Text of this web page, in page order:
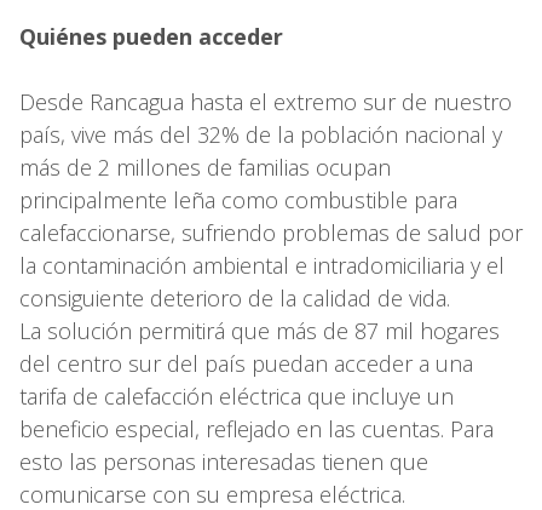
Quiénes pueden acceder
Desde Rancagua hasta el extremo sur de nuestro
país, vive más del 32% de la población nacional y
más de 2 millones de familias ocupan
principalmente leña como combustible para
calefaccionarse, sufriendo problemas de salud por
la contaminación ambiental e intradomiciliaria y el
consiguiente deterioro de la calidad de vida.
La solución permitirá que más de 87 mil hogares
del centro sur del país puedan acceder a una
tarifa de calefacción eléctrica que incluye un
beneficio especial, reflejado en las cuentas. Para
esto las personas interesadas tienen que
comunicarse con su empresa eléctrica.